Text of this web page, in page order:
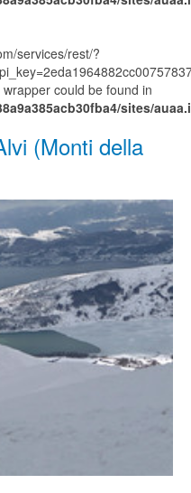
services/rest/?
could be found in
sites/
(Monti della